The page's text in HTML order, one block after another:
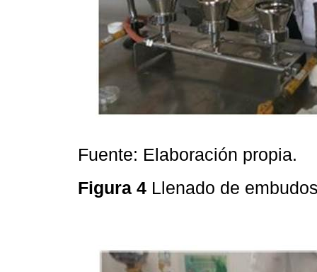
Fuente: Elaboración propia.
Figura 4 Llenado de